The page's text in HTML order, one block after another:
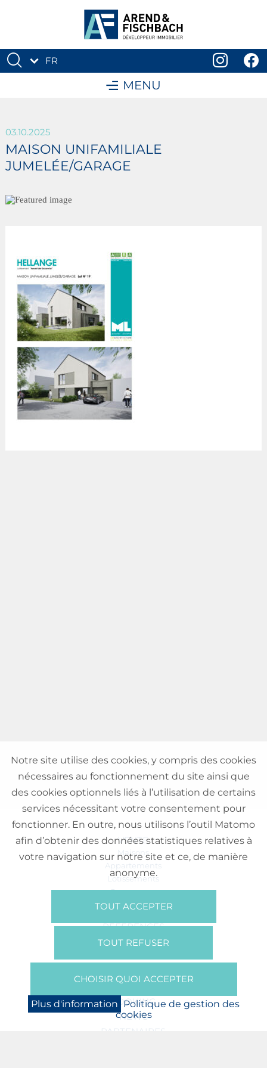
FR
MENU
03.10.2025
MAISON UNIFAMILIALE
JUMELÉE/GARAGE
VENTE
Maisons
Appartements
Lotissements
Commerces
Bureaux
RÉFÉRENCES
SUR NOUS
Presse
BOOKING
NEWS
PARTENAIRES
Notre site utilise des cookies, y compris des cookies
nécessaires au fonctionnement du site ainsi que
des cookies optionnels liés à l’utilisation de certains
services nécessitant votre consentement pour
fonctionner. En outre, nous utilisons l’outil Matomo
afin d’obtenir des données statistiques relatives à
votre navigation sur notre site et ce, de manière
anonyme.
TOUT ACCEPTER
TOUT REFUSER
CHOISIR QUOI ACCEPTER
Plus d'information Politique de gestion des
cookies